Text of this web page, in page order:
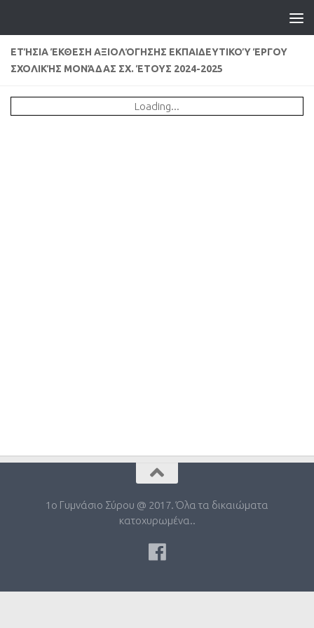
ΕΤΉΣΙΑ ΈΚΘΕΣΗ ΑΞΙΟΛΌΓΗΣΗΣ ΕΚΠΑΙΔΕΥΤΙΚΟΎ ΈΡΓΟΥ
ΣΧΟΛΙΚΉΣ ΜΟΝΆΔΑΣ ΣΧ. ΈΤΟΥΣ 2024-2025
Loading...
1ο Γυμνάσιο Σύρου @ 2017. Όλα τα δικαιώματα
κατοχυρωμένα..